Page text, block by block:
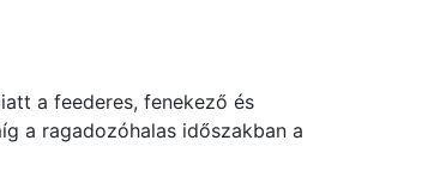
a feederes, fenekező és
a ragadozóhalas időszakban a